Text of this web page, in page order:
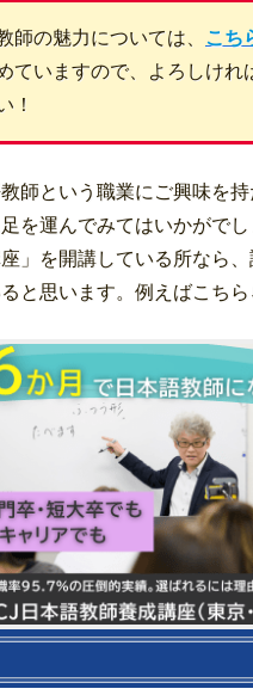
師の魅力については、 こち
ていますので、よろしけれ
！
師という職業にご興味を
を運んでみてはいかがで
」を開講している所なら
と思います。例えばこちら